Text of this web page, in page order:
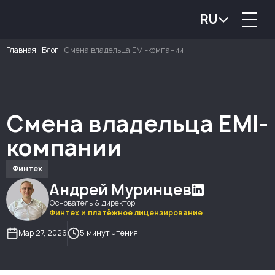
RU
Главная | Блог | Смена владельца EMI-компании
Смена владельца EMI-
компании
Финтех
Андрей Муринцев
Основатель & директор
Финтех и платёжное лицензирование
Мар 27, 2026
5 минут чтения